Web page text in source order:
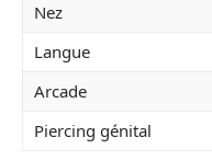
Nez
Langue
Arcade
Piercing génital